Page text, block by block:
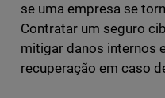
se uma empresa se
Contratar um seguro
mitigar danos internos
recuperação em caso